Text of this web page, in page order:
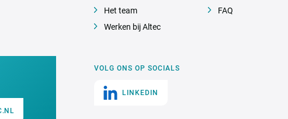
Het team
Werken bij Altec
FAQ
VOLG ONS OP SOCIALS
LINKEDIN